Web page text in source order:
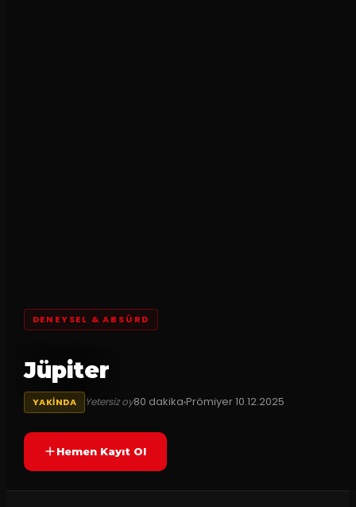
DENEYSEL & ABSÜRD
Jüpiter
YAKINDA Yetersiz oy80 dakikaPrömiyer10.12.2025
Hemen Kayıt Ol